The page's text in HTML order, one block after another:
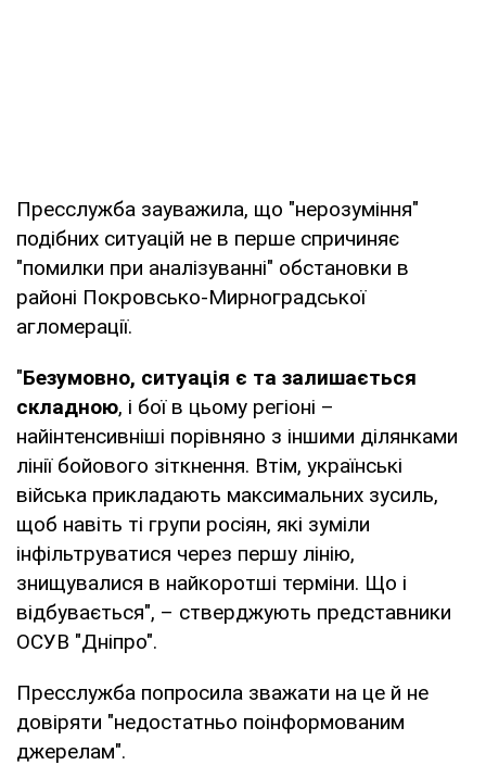
Пресслужба зауважила, що "нерозуміння"
подібних ситуацій не в перше спричиняє
"помилки при аналізуванні" обстановки в
районі Покровсько-Мирноградської
агломерації.
"Безумовно, ситуація є та залишається
складною, і бої в цьому регіоні –
найінтенсивніші порівняно з іншими ділянками
лінії бойового зіткнення. Втім, українські
війська прикладають максимальних зусиль,
щоб навіть ті групи росіян, які зуміли
інфільтруватися через першу лінію,
знищувалися в найкоротші терміни. Що і
відбувається", – стверджують представники
ОСУВ "Дніпро".
Пресслужба попросила зважати на це й не
довіряти "недостатньо поінформованим
джерелам".